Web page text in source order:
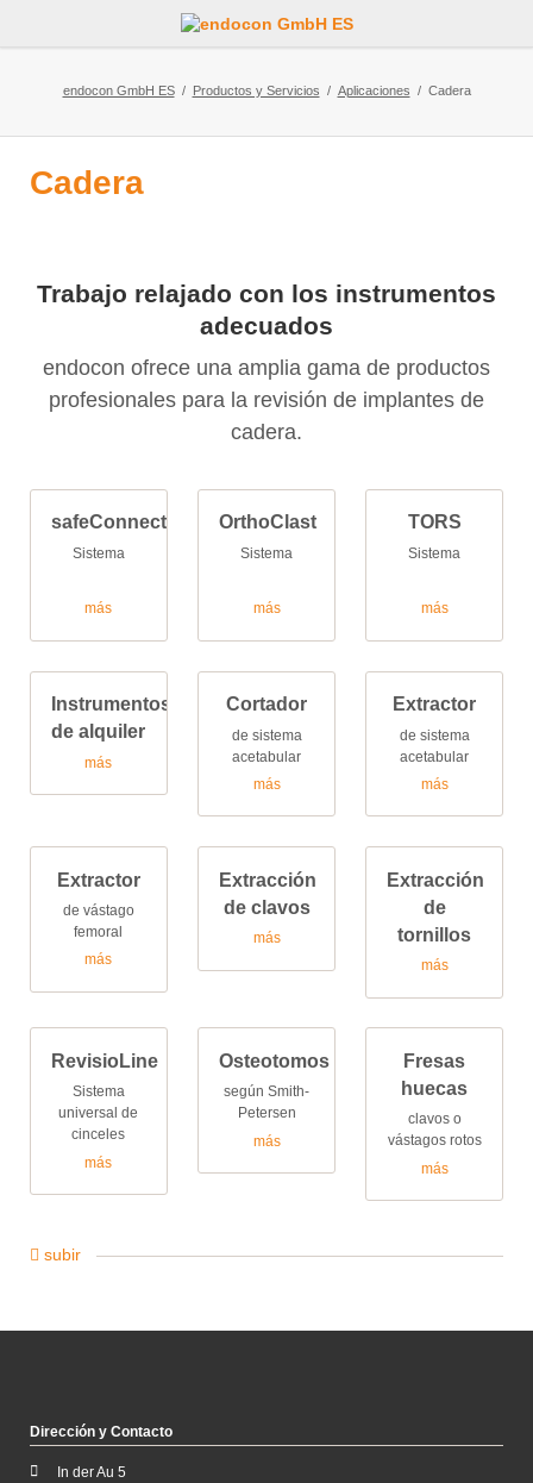
endocon GmbH ES Productos y Servicios Aplicaciones Cadera
Cadera
Trabajo relajado con los instrumentos
adecuados
endocon ofrece una amplia gama de productos
profesionales para la revisión de implantes de
cadera.
safeConnect
Sistema
más
OrthoClast
Sistema
más
TORS
Sistema
más
Instrumentos
de alquiler
más
Cortador
de sistema
acetabular
más
Extractor
de sistema
acetabular
más
Extractor
de vástago
femoral
más
Extracción
de clavos
más
Extracción
de
tornillos
más
RevisioLine
Sistema
universal de
cinceles
más
Osteotomos
según Smith-
Petersen
más
Fresas
huecas
clavos o
vástagos rotos
más
subir
Dirección y Contacto
In der Au 5